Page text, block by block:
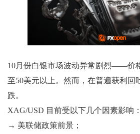
10月份白银市场波动异常剧烈——价
至50美元以上。然而，在普遍获利回
跌。
XAG/USD 目前受以下几个因素影响：
→ 美联储政策前景；